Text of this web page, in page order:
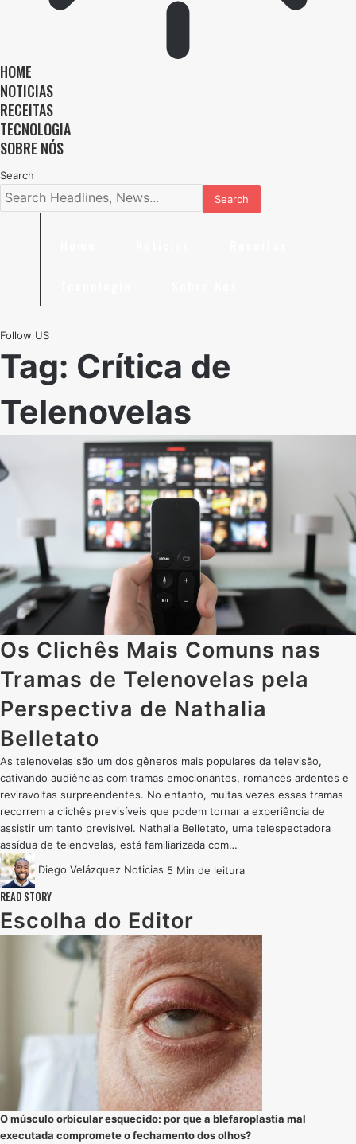
HOME
NOTICIAS
RECEITAS
TECNOLOGIA
SOBRE NÓS
Search
Follow US
Tag: Crítica de
Telenovelas
Os Clichês Mais Comuns nas
Tramas de Telenovelas pela
Perspectiva de Nathalia
Belletato
As telenovelas são um dos gêneros mais populares da televisão,
cativando audiências com tramas emocionantes, romances ardentes e
reviravoltas surpreendentes. No entanto, muitas vezes essas tramas
recorrem a clichês previsíveis que podem tornar a experiência de
assistir um tanto previsível. Nathalia Belletato, uma telespectadora
assídua de telenovelas, está familiarizada com…
Diego Velázquez Noticias 5 Min de leitura
READ STORY
Escolha do Editor
O músculo orbicular esquecido: por que a blefaroplastia mal
executada compromete o fechamento dos olhos?